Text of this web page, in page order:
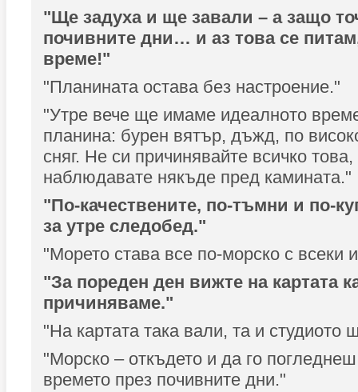
"Ще задуха и ще завали – а защо
почивните дни… и аз това се
време!"
"Планината остава без настроение."
"Утре вече ще имаме идеалното
планина: бурен вятър, дъжд, по
сняг. Не си причинявайте всичко
наблюдавате някъде пред камината."
"По-качествените, по-тъмни и по-
за утре следобед."
"Морето става все по-морско с всеки
"За пореден ден вижте на картата
причиняваме."
"На картата така вали, та и студиото
"Морско – откъдето и да го
времето през почивните дни."